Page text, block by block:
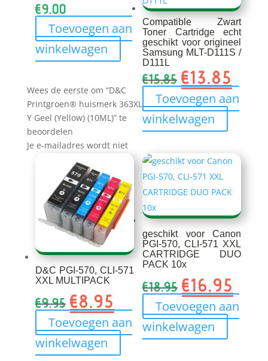
€9.00
Toevoegen aan
winkelwagen
Compatible Zwart
Toner Cartridge echt
geschikt voor origineel
Samsung MLT-D111S /
D111L
€15.85
prijs
was:
€15.85.
€13.85
prijs
is:
Toevoegen aan
winkelwagen
D&C PGI-570, CLI-571
XXL MULTIPACK
€9.95 Oorspronkelijke
prijs
was:
€9.95.
€8.95 Huidige
prijs
is:
Toevoegen aan
winkelwagen
geschikt voor Canon
PGI-570, CLI-571 XXL
CARTRIDGE DUO
PACK 10x
€18.95
prijs
was:
€18.95.
€16.95
prijs
is:
Toevoegen aan
winkelwagen
Wees de eerste om “D&C
Printgroen® huismerk 363XL
Y Geel (Yellow) (10ML)” te
beoordelen
Je e-mailadres wordt niet